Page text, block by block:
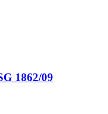
1862/09